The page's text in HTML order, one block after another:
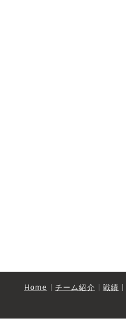
Home チーム紹介 戦績